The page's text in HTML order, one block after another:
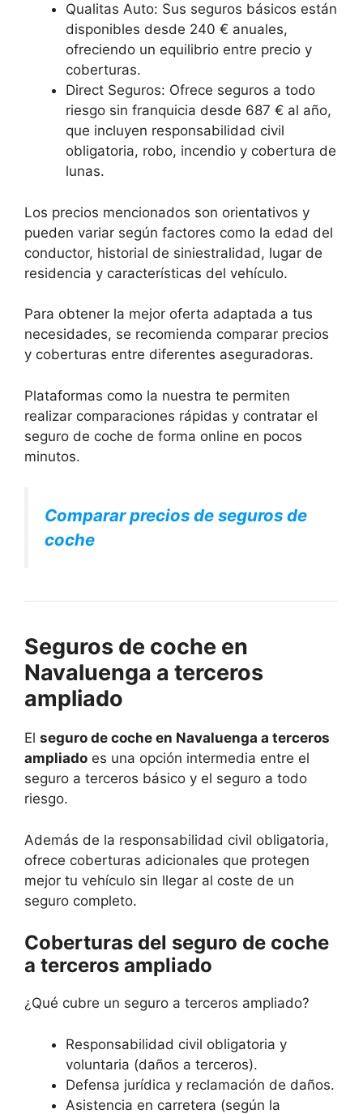
Qualitas Auto: Sus seguros básicos están
disponibles desde 240 € anuales,
ofreciendo un equilibrio entre precio y
coberturas.
Direct Seguros: Ofrece seguros a todo
riesgo sin franquicia desde 687 € al año,
que incluyen responsabilidad civil
obligatoria, robo, incendio y cobertura de
lunas.
Los precios mencionados son orientativos y
pueden variar según factores como la edad del
conductor, historial de siniestralidad, lugar de
residencia y características del vehículo.
Para obtener la mejor oferta adaptada a tus
necesidades, se recomienda comparar precios
y coberturas entre diferentes aseguradoras.
Plataformas como la nuestra te permiten
realizar comparaciones rápidas y contratar el
seguro de coche de forma online en pocos
minutos.
Comparar precios de seguros de
coche
Seguros de coche en
Navaluenga a terceros
ampliado
El seguro de coche en Navaluenga a terceros
ampliado es una opción intermedia entre el
seguro a terceros básico y el seguro a todo
riesgo.
Además de la responsabilidad civil obligatoria,
ofrece coberturas adicionales que protegen
mejor tu vehículo sin llegar al coste de un
seguro completo.
Coberturas del seguro de coche
a terceros ampliado
¿Qué cubre un seguro a terceros ampliado?
Responsabilidad civil obligatoria y
voluntaria (daños a terceros).
Defensa jurídica y reclamación de daños.
Asistencia en carretera (según la